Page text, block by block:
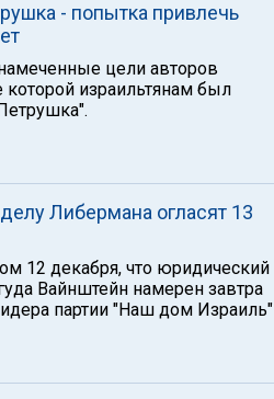
- попытка привлечь
цели авторов
израильтянам был
Либермана огласят 13
12 декабря, что юридический
Вайнштейн намерен завтра
партии "Наш дом Израиль"